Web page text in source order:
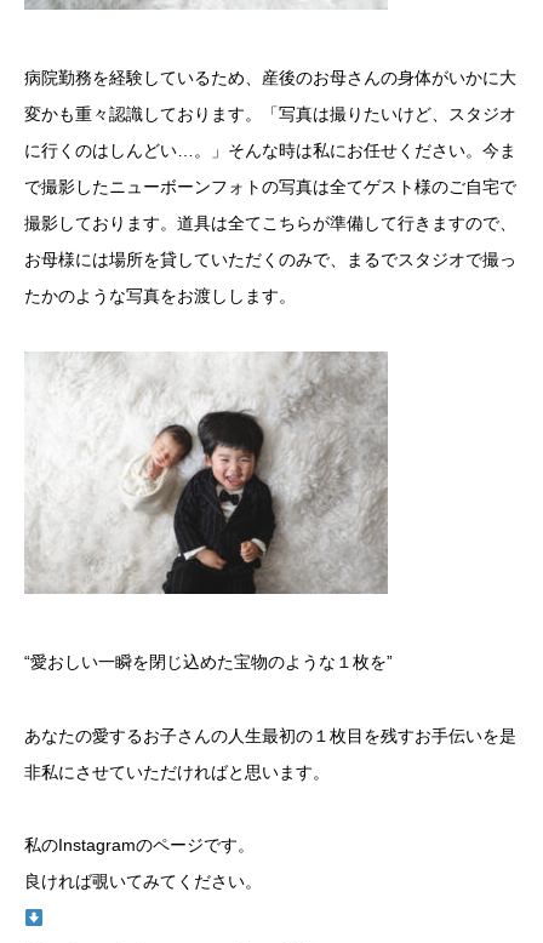
病院勤務を経験しているため、産後のお母さんの身体がいかに大
変かも重々認識しております。「写真は撮りたいけど、スタジオ
に行くのはしんどい…。」そんな時は私にお任せください。今ま
で撮影したニューボーンフォトの写真は全てゲスト様のご自宅で
撮影しております。道具は全てこちらが準備して行きますので、
お母様には場所を貸していただくのみで、まるでスタジオで撮っ
たかのような写真をお渡しします。
“愛おしい一瞬を閉じ込めた宝物のような１枚を”
あなたの愛するお子さんの人生最初の１枚目を残すお手伝いを是
非私にさせていただければと思います。
私のInstagramのページです。
良ければ覗いてみてください。